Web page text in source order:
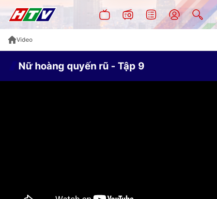
Video
Nữ hoàng quyến rũ - Tập 9